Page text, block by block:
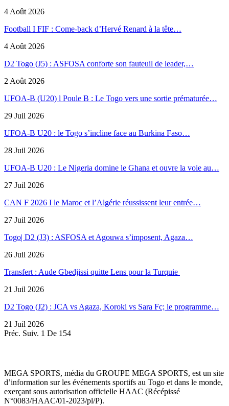
4 Août 2026
Football I FIF : Come-back d’Hervé Renard à la tête…
4 Août 2026
D2 Togo (J5) : ASFOSA conforte son fauteuil de leader,…
2 Août 2026
UFOA-B (U20) l Poule B : Le Togo vers une sortie prématurée…
29 Juil 2026
UFOA-B U20 : le Togo s’incline face au Burkina Faso…
28 Juil 2026
UFOA-B U20 : Le Nigeria domine le Ghana et ouvre la voie au…
27 Juil 2026
CAN F 2026 I le Maroc et l’Algérie réussissent leur entrée…
27 Juil 2026
Togo| D2 (J3) : ASFOSA et Agouwa s’imposent, Agaza…
26 Juil 2026
Transfert : Aude Gbedjissi quitte Lens pour la Turquie
21 Juil 2026
D2 Togo (J2) : JCA vs Agaza, Koroki vs Sara Fc; le programme…
21 Juil 2026
Préc. Suiv. 1 De 154
MEGA SPORTS, média du GROUPE MEGA SPORTS, est un site
d’information sur les événements sportifs au Togo et dans le monde,
exerçant sous autorisation officielle HAAC (Récépissé
N°0083/HAAC/01-2023/pl/P).